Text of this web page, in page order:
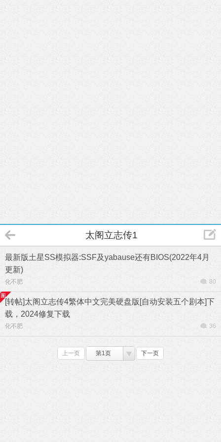
太阁立志传1
最新版土星SS模拟器:SSF及yabause还有BIOS(2022年4月
更新)
化不肥 80
[转帖]太阁立志传4繁体中文完美硬盘版[自动安装五个剧本]下
载，2024修复下载
化不肥 36
上一页 第1页 下一页